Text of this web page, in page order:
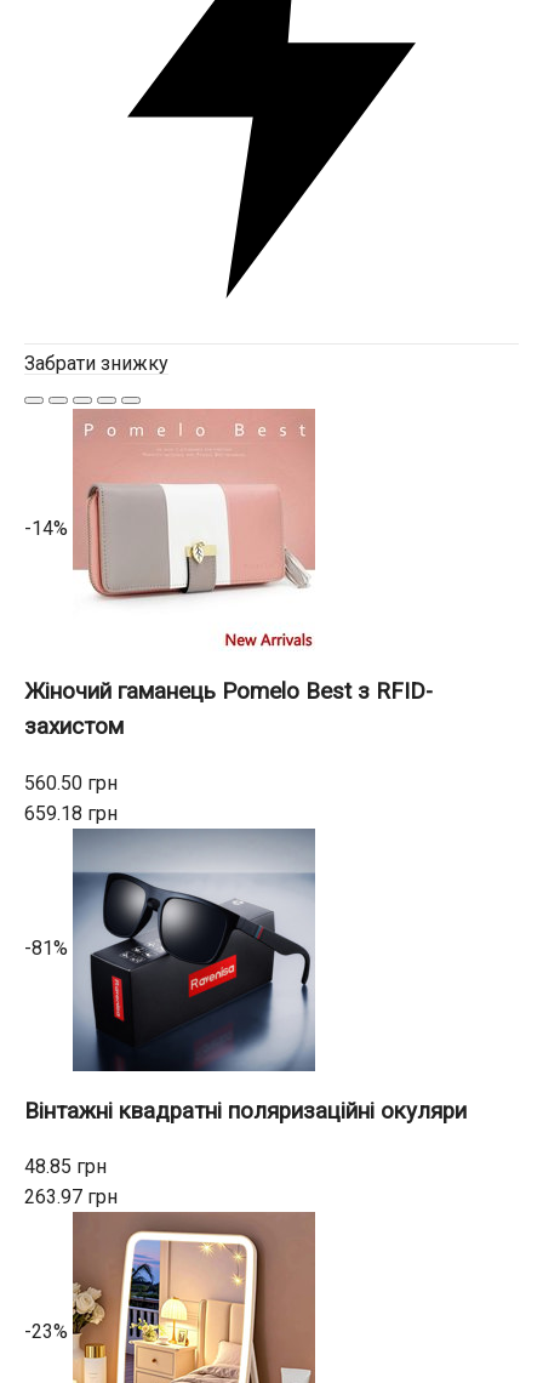
Забрати знижку
-14%
Жіночий гаманець Pomelo Best з RFID-
захистом
560.50 грн
659.18 грн
-81%
Вінтажні квадратні поляризаційні окуляри
48.85 грн
263.97 грн
-23%